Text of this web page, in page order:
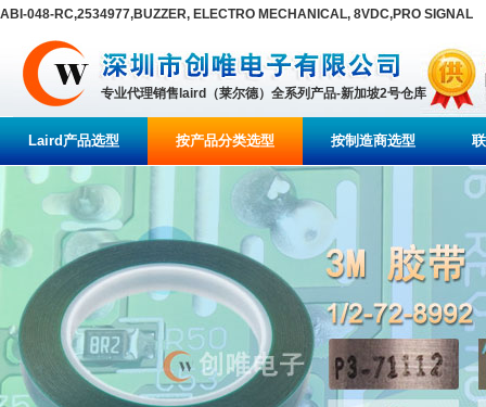
ABI-048-RC,2534977,BUZZER, ELECTRO MECHANICAL, 8VDC,PRO SIGNAL
专业代理销售laird（莱尔德）全系列产品-新加坡2号仓库
Laird产品选型 按产品分类选型 按制造商选型